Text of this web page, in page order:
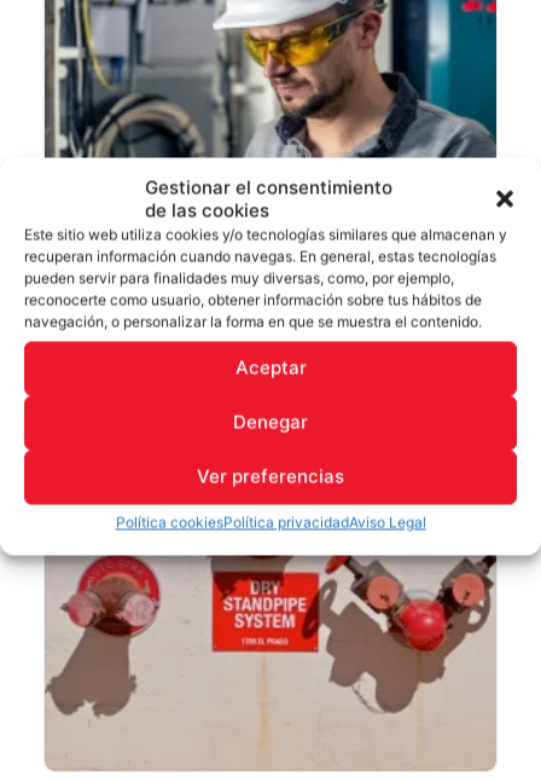
Gestionar el consentimiento
de las cookies
Este sitio web utiliza cookies y/o tecnologías similares que almacenan y
recuperan información cuando navegas. En general, estas tecnologías
pueden servir para finalidades muy diversas, como, por ejemplo,
reconocerte como usuario, obtener información sobre tus hábitos de
navegación, o personalizar la forma en que se muestra el contenido.
Aceptar
Denegar
Ver preferencias
Política cookiesPolítica privacidadAviso Legal
LEER MÁS
NOM-022-STPS-2008
Electricidad Estática en los Centros de Trabajo –